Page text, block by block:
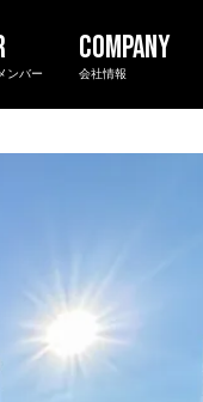
ンバー 会社情報